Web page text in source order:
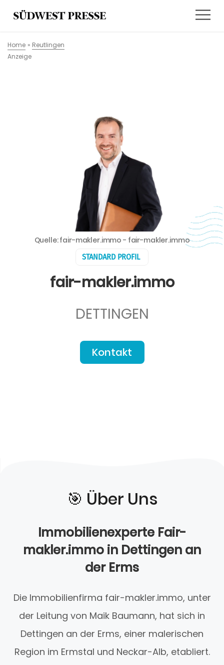
Home » Reutlingen
Anzeige
STANDARD PROFIL
fair-makler.immo
DETTINGEN
Kontakt
Quelle: fair-makler.immo - fair-makler.immo
🎯️ Über Uns
Immobilienexperte Fair-
makler.immo in Dettingen an
der Erms
Die Immobilienfirma fair-makler.immo, unter
der Leitung von Maik Baumann, hat sich in
Dettingen an der Erms, einer malerischen
Region im Ermstal und Neckar-Alb, etabliert.